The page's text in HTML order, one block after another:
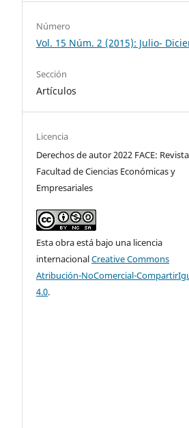
Número
Vol. 15 Núm. 2 (2015): Julio-
Sección
Artículos
Licencia
Derechos de autor 2022 FACE:
Facultad de Ciencias Económicas y
Empresariales
Esta obra está bajo una licencia
internacionalCreative Commons
Atribución-NoComercial-
4.0.